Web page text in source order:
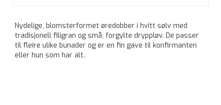
Nydelige, blomsterformet øredobber i hvitt sølv med
tradisjonell filigran og små, forgylte dryppløv. De passer
til fleire ulike bunader og er en fin gave til konfirmanten
eller hun som har alt.